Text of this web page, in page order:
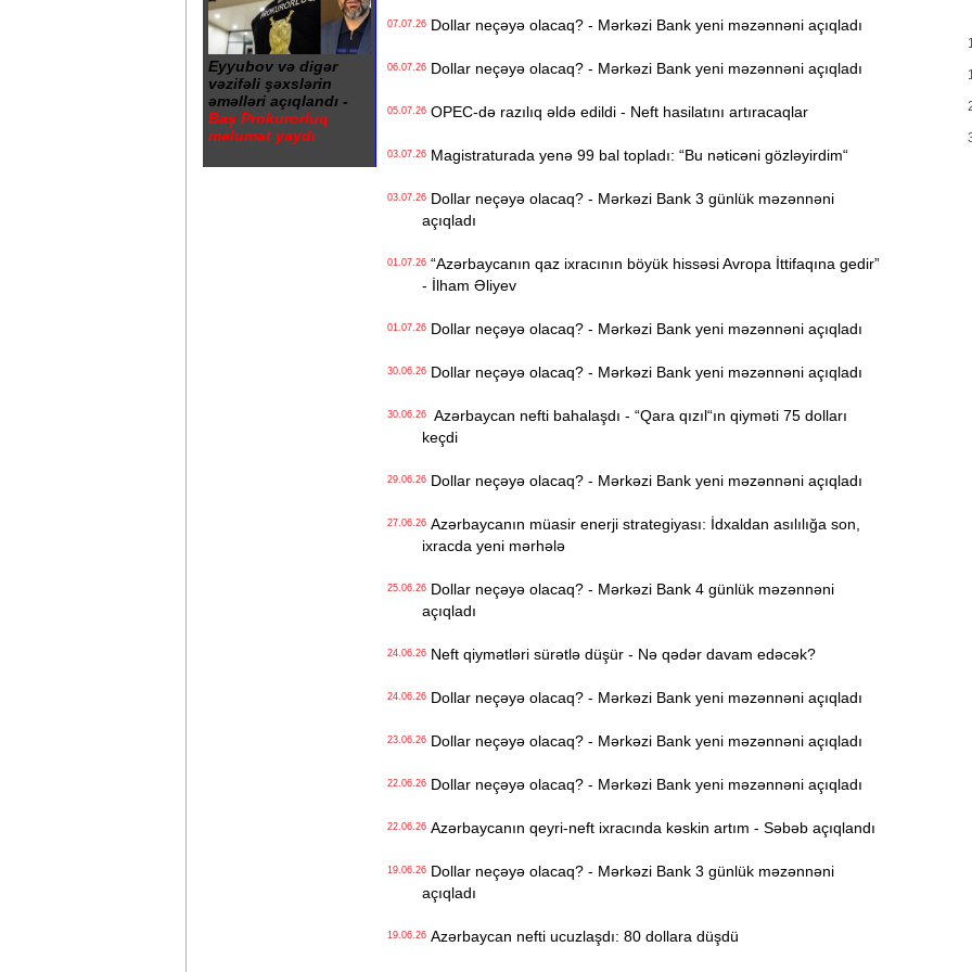
Eyyubov və digər
vəzifəli şəxslərin
əməlləri açıqlandı -
Baş Prokurorluq
məlumat yaydı
07.07.26Dollar neçəyə olacaq? - Mərkəzi Bank yeni məzənnəni açıqladı
06.07.26Dollar neçəyə olacaq? - Mərkəzi Bank yeni məzənnəni açıqladı
05.07.26OPEC-də razılıq əldə edildi - Neft hasilatını artıracaqlar
03.07.26Magistraturada yenə 99 bal topladı: “Bu nəticəni gözləyirdim“
03.07.26Dollar neçəyə olacaq? - Mərkəzi Bank 3 günlük məzənnəni
açıqladı
01.07.26“Azərbaycanın qaz ixracının böyük hissəsi Avropa İttifaqına gedir”
- İlham Əliyev
01.07.26Dollar neçəyə olacaq? - Mərkəzi Bank yeni məzənnəni açıqladı
30.06.26Dollar neçəyə olacaq? - Mərkəzi Bank yeni məzənnəni açıqladı
30.06.26Azərbaycan nefti bahalaşdı - “Qara qızıl“ın qiyməti 75 dolları
keçdi
29.06.26Dollar neçəyə olacaq? - Mərkəzi Bank yeni məzənnəni açıqladı
27.06.26Azərbaycanın müasir enerji strategiyası: İdxaldan asılılığa son,
ixracda yeni mərhələ
25.06.26Dollar neçəyə olacaq? - Mərkəzi Bank 4 günlük məzənnəni
açıqladı
24.06.26Neft qiymətləri sürətlə düşür - Nə qədər davam edəcək?
24.06.26Dollar neçəyə olacaq? - Mərkəzi Bank yeni məzənnəni açıqladı
23.06.26Dollar neçəyə olacaq? - Mərkəzi Bank yeni məzənnəni açıqladı
22.06.26Dollar neçəyə olacaq? - Mərkəzi Bank yeni məzənnəni açıqladı
22.06.26Azərbaycanın qeyri-neft ixracında kəskin artım - Səbəb açıqlandı
19.06.26Dollar neçəyə olacaq? - Mərkəzi Bank 3 günlük məzənnəni
açıqladı
19.06.26Azərbaycan nefti ucuzlaşdı: 80 dollara düşdü